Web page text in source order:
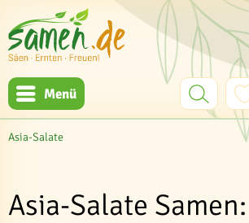
Menü
Asia-Salate
Asia-Salate